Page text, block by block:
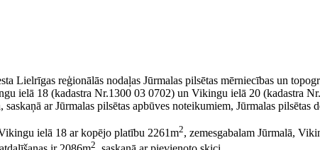
Lielrīgas reģionālās nodaļas Jūrmalas pilsētas mērniecības un
ielā 18 (kadastra Nr.1300 03 0702) un Vikingu ielā 20 (kadastra
ar Jūrmalas pilsētas apbūves noteikumiem, Jūrmalas pilsētas
ielā 18 ar kopējo platību 2261m2, zemesgabalam Jūrmalā,
2